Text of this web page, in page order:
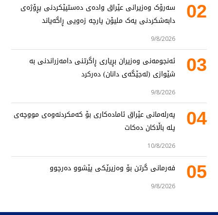
02
سەرۆک وەزیرانی عێراق وادەی دەستپێکردنی پڕۆژەی
دابەشکردنی یەک ملیۆن پارچە زەویی ڕاگەیاند
9/8/2026
03
ئەنجومەنی وەزیران بڕیاری ڕاگرتنی دامەزراندنی بە
شێوازی (لەجێگەی دانان) دەرکرد
9/8/2026
04
پەرلەمانی عێراق ئامادەکاری بۆ کەمکردنەوەی مووچەی
پلە باڵاکان دەکات
10/8/2026
05 فەرمانی گرتن بۆ وەزیرێکی پێشوو دەرچوو
9/8/2026